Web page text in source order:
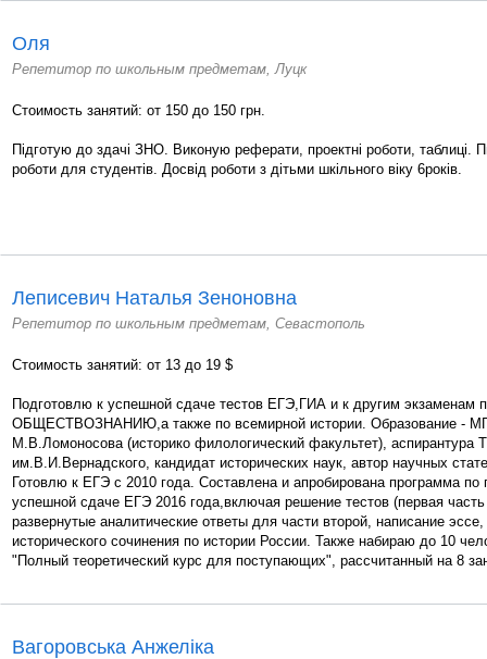
Оля
Репетитор по школьным предметам, Луцк
Стоимость занятий: от 150 до 150 грн.
Підготую до здачі ЗНО. Виконую реферати, проектні роботи, таблиці.
роботи для студентів. Досвід роботи з дітьми шкільного віку 6років.
Леписевич Наталья Зеноновна
Репетитор по школьным предметам, Севастополь
Стоимость занятий: от 13 до 19 $
Подготовлю к успешной сдаче тестов ЕГЭ,ГИА и к другим экзаменам
ОБЩЕСТВОЗНАНИЮ,а также по всемирной истории. Образование -
М.В.Ломоносова (историко филологический факультет), аспирантура
им.В.И.Вернадского, кандидат исторических наук, автор научных
Готовлю к ЕГЭ с 2010 года. Составлена и апробирована программа по
успешной сдаче ЕГЭ 2016 года,включая решение тестов (первая
развернутые аналитические ответы для части второй, написание
исторического сочинения по истории России. Также набираю до 10
"Полный теоретический курс для поступающих", рассчитанный на 8
Вагоровська Анжеліка